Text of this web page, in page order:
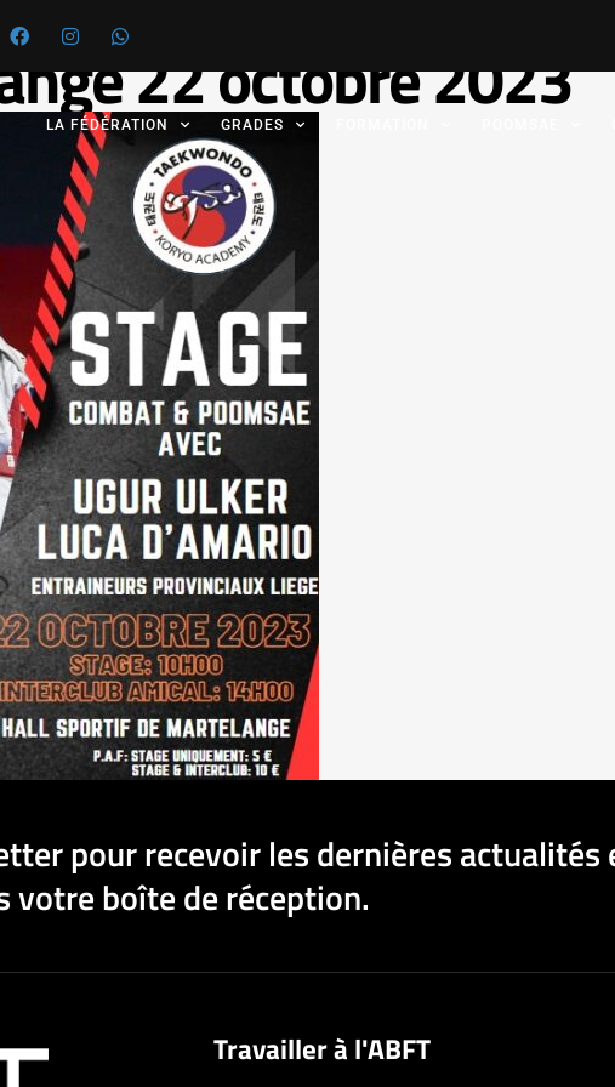
LA FÉDÉRATION GRADES
22 octobre 2023
pour recevoir les dernières actualités
votre boîte de réception.
Travailler à l'ABFT